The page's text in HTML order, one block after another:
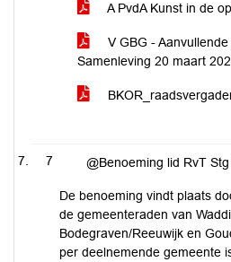
A PvdA Kunst in de
V GBG - Aanvullende
Samenleving 20 maart
7 @Benoeming lid RvT
De benoeming vindt plaats
de gemeenteraden van
Bodegraven/Reeuwijk en
per deelnemende gemeente